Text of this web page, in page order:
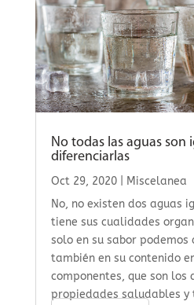
No todas las aguas son
diferenciarlas
Oct 29, 2020|
Miscelanea
No, no existen dos aguas
tiene sus cualidades
solo en su sabor
también en su contenido
componentes, que son los
propiedades saludables y